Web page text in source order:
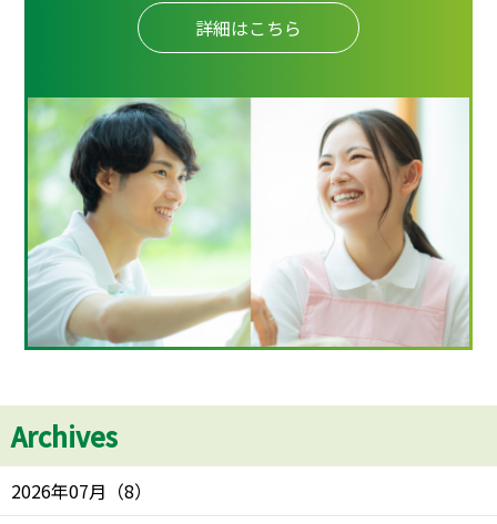
詳細はこちら
Archives
2026年07月 （8）